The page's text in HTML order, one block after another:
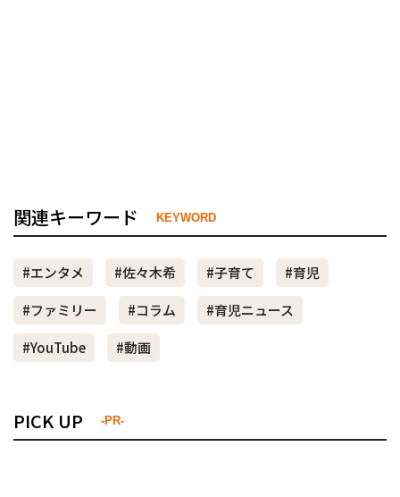
関連キーワード KEYWORD
#エンタメ #佐々木希 #子育て
#育児
#ファミリー
#コラム
#育児ニュース
#YouTube
#動画
PICK UP -PR-